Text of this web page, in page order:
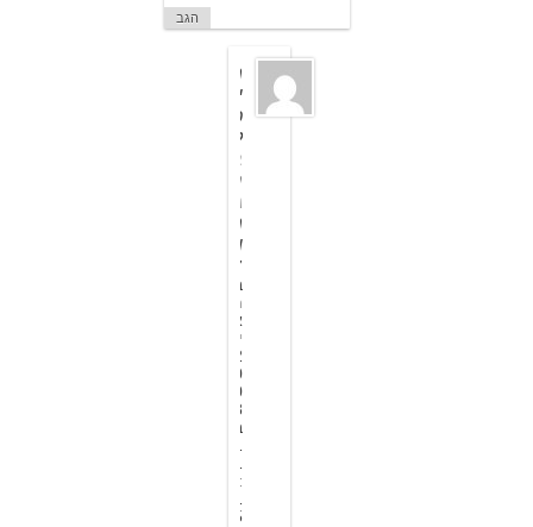
הגב
מ
י
כ
ל
ב
ר
ג
מ
ן
7
ב
מ
א
י
2
0
0
8
ב
1
1
:
1
5